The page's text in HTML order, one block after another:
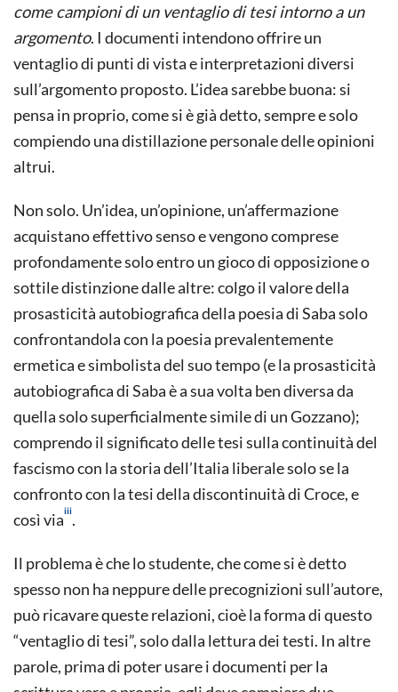
come campioni di un ventaglio di tesi intorno a un
argomento. I documenti intendono offrire un
ventaglio di punti di vista e interpretazioni diversi
sull’argomento proposto. L’idea sarebbe buona: si
pensa in proprio, come si è già detto, sempre e solo
compiendo una distillazione personale delle opinioni
altrui.
Non solo. Un’idea, un’opinione, un’affermazione
acquistano effettivo senso e vengono comprese
profondamente solo entro un gioco di opposizione o
sottile distinzione dalle altre: colgo il valore della
prosasticità autobiografica della poesia di Saba solo
confrontandola con la poesia prevalentemente
ermetica e simbolista del suo tempo (e la prosasticità
autobiografica di Saba è a sua volta ben diversa da
quella solo superficialmente simile di un Gozzano);
comprendo il significato delle tesi sulla continuità del
fascismo con la storia dell’Italia liberale solo se la
confronto con la tesi della discontinuità di Croce, e
così viaiii.
Il problema è che lo studente, che come si è detto
spesso non ha neppure delle precognizioni sull’autore,
può ricavare queste relazioni, cioè la forma di questo
“ventaglio di tesi”, solo dalla lettura dei testi. In altre
parole, prima di poter usare i documenti per la